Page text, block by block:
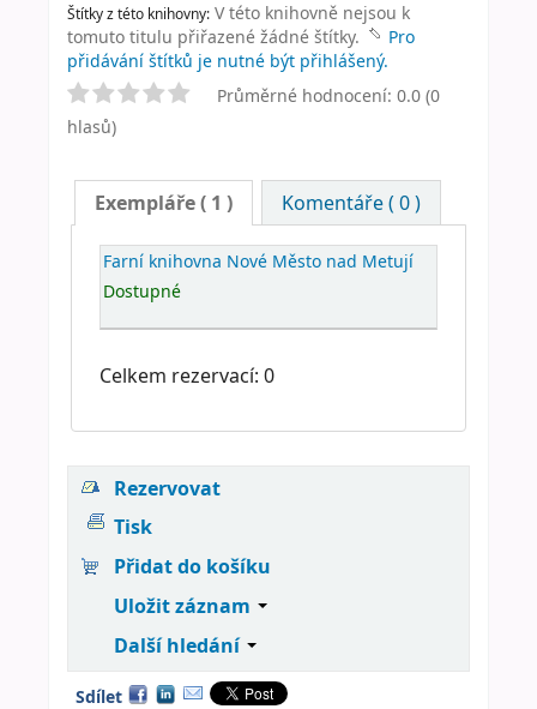
Štítky z této knihovny: V této knihovně nejsou k
tomuto titulu přiřazené žádné štítky.
Pro
přidávání štítků je nutné být přihlášený.
Průměrné hodnocení: 0.0 (0
hlasů)
Exempláře( 1 ) Komentáře ( 0 )
Farní knihovna Nové Město nad Metují
Dostupné
Celkem rezervací: 0
Rezervovat
Tisk
Přidat do košíku
Uložit záznam
Další hledání
Sdílet